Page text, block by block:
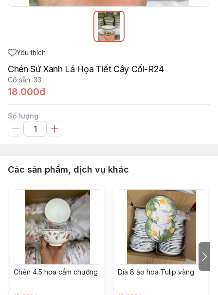
Yêu thích
Chén Sứ Xanh Lá Họa Tiết Cây Cối-R24
Có sẵn: 33
18.000đ
Số lượng
Các sản phẩm, dịch vụ khác
Chén 4.5 hoa cẩm chướng Dĩa 8 ảo hoa Tulip vàng